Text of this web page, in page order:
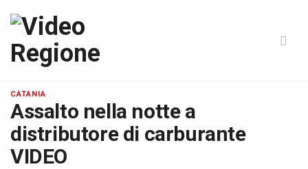
CATANIA
Assalto nella notte a
distributore di carburante
VIDEO